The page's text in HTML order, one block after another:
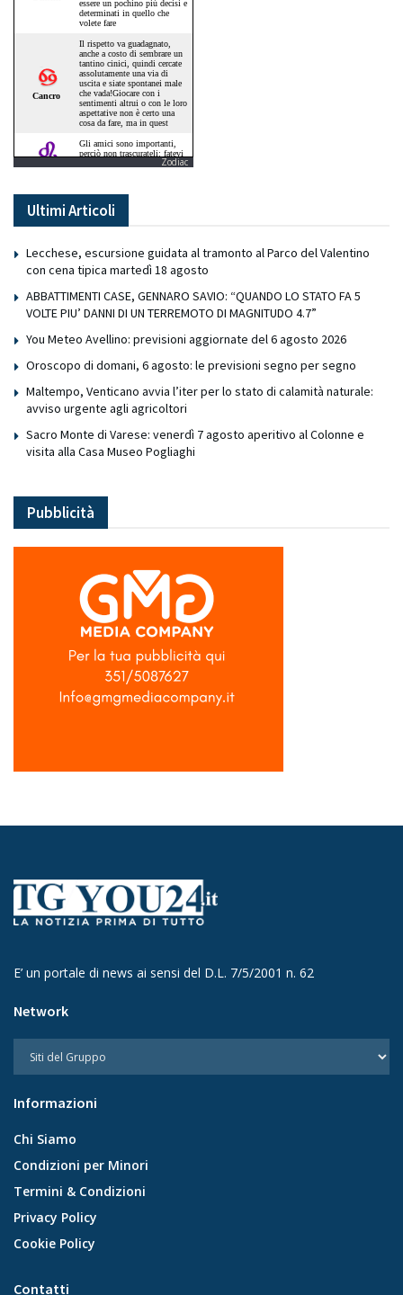
Zodiac
Ultimi Articoli
Lecchese, escursione guidata al tramonto al Parco del Valentino
con cena tipica martedì 18 agosto
ABBATTIMENTI CASE, GENNARO SAVIO: “QUANDO LO STATO FA 5
VOLTE PIU’ DANNI DI UN TERREMOTO DI MAGNITUDO 4.7”
You Meteo Avellino: previsioni aggiornate del 6 agosto 2026
Oroscopo di domani, 6 agosto: le previsioni segno per segno
Maltempo, Venticano avvia l’iter per lo stato di calamità naturale:
avviso urgente agli agricoltori
Sacro Monte di Varese: venerdì 7 agosto aperitivo al Colonne e
visita alla Casa Museo Pogliaghi
Pubblicità
E’ un portale di news ai sensi del D.L. 7/5/2001 n. 62
Network
Informazioni
Chi Siamo
Condizioni per Minori
Termini & Condizioni
Privacy Policy
Cookie Policy
Contatti